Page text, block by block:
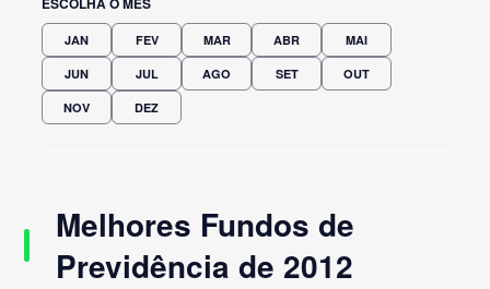
JAN FEV MAR ABR MAI
JUN JUL AGO SET OUT
NOV DEZ
Melhores Fundos de
Previdência de 2012